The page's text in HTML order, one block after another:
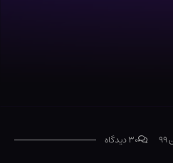
۳۰ دیدگاه